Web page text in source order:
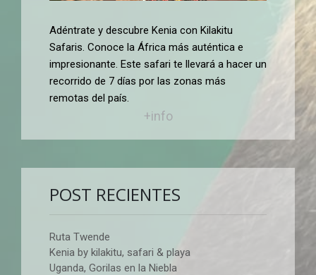
Adéntrate y descubre Kenia con Kilakitu
Safaris. Conoce la África más auténtica e
impresionante. Este safari te llevará a hacer un
recorrido de 7 días por las zonas más
remotas del país.
+info
POST RECIENTES
Ruta Twende
Kenia by kilakitu, safari & playa
Uganda, Gorilas en la Niebla